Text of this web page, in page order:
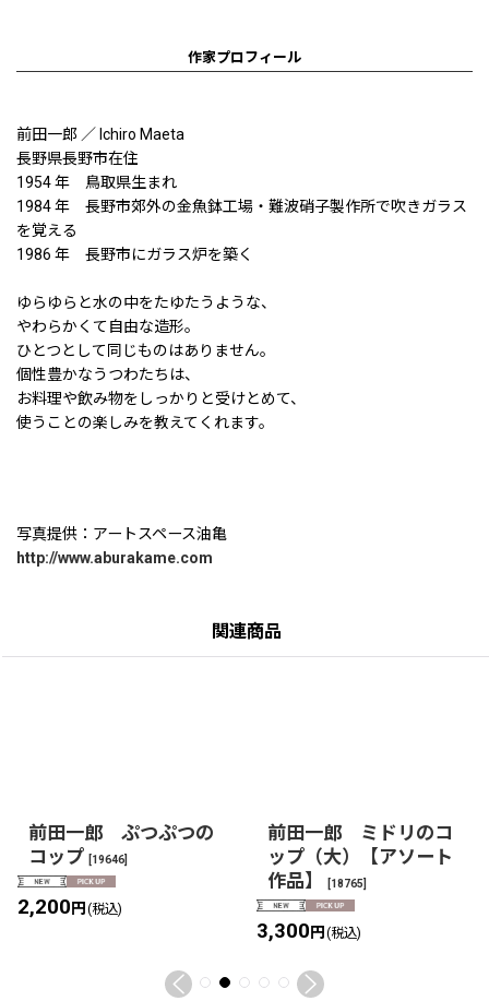
作家プロフィール
前田一郎 ／ Ichiro Maeta
長野県長野市在住
1954 年 鳥取県生まれ
1984 年 長野市郊外の金魚鉢工場・難波硝子製作所で吹きガラス
を覚える
1986 年 長野市にガラス炉を築く
ゆらゆらと水の中をたゆたうような、
やわらかくて自由な造形。
ひとつとして同じものはありません。
個性豊かなうつわたちは、
お料理や飲み物をしっかりと受けとめて、
使うことの楽しみを教えてくれます。
写真提供：アートスペース油亀
http://www.aburakame.com
関連商品
前田一郎 ぷつぷつの
コップ [19646]
2,200円 (税込)
前田一郎 ミドリのコ
ップ（大）【アソート
作品】
[18765]
3,300円 (税込)